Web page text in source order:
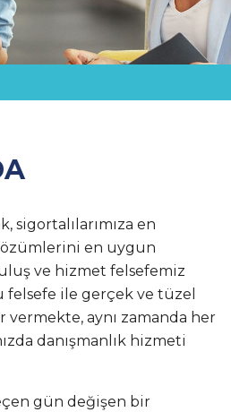
sigortalılarımıza en
en uygun
ve hizmet felsefemiz
felsefe ile gerçek ve tüzel
aynı zamanda her
danışmanlık hizmeti
gün değişen bir